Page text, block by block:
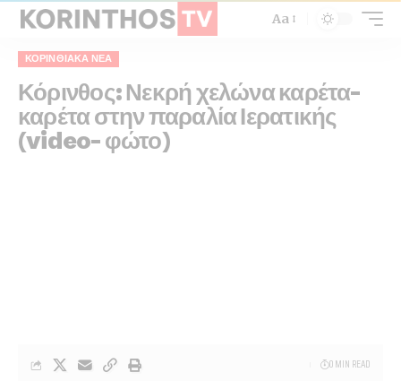
Aa
ΚΟΡΙΝΘΙΑΚΆ ΝΈΑ
Κόρινθος: Νεκρή χελώνα καρέτα-
καρέτα στην παραλία Ιερατικής
(video- φώτο)
0 MIN READ